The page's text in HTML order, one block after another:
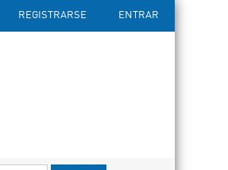
REGISTRARSE ENTRAR